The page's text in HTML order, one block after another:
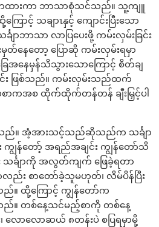
ကထားကာ ဘာသာစုံသင်သည်။ သူ့ကျူ
ောင့် သချာၤနှင့် ကျောင်းပြီးသော
ာဘာသာ လာပြပေးဖို့ ကမ်းလှမ်းခြင်း
တ်နေတော့ ပြောဆို ကမ်းလှမ်းရမှာ
ေအနေမှန်သိသွားသောကြောင့် စိတ်ချ
င်း ဖြစ်သည်။ ကမ်းလှမ်းသည်ထက်
ာကအစ ထိုက်ထိုက်တန်တန် ချီးမြှင့်ပါ
ည်။ အံ့အားသင့်သည်ဆိုသည်က သင်္ချာ
း ကျွန်တော့် အရည်အချင်း ကျွန်တော်သိ
င်္ချာကို အလွတ်ကျက် ဖြေခဲ့ရတာ
ည်း စာတော်ခဲ့သူမဟုတ်၊ လိမ်ပိန်ပြီး
သည်။ ထို့ကြောင့် ကျွန်တော်က
သည်။ တစ်နေ့သင်မည့်စာကို တစ်နေ့
၊ လောလောဆယ် ၈တန်းပဲ စပြရမှာမို့